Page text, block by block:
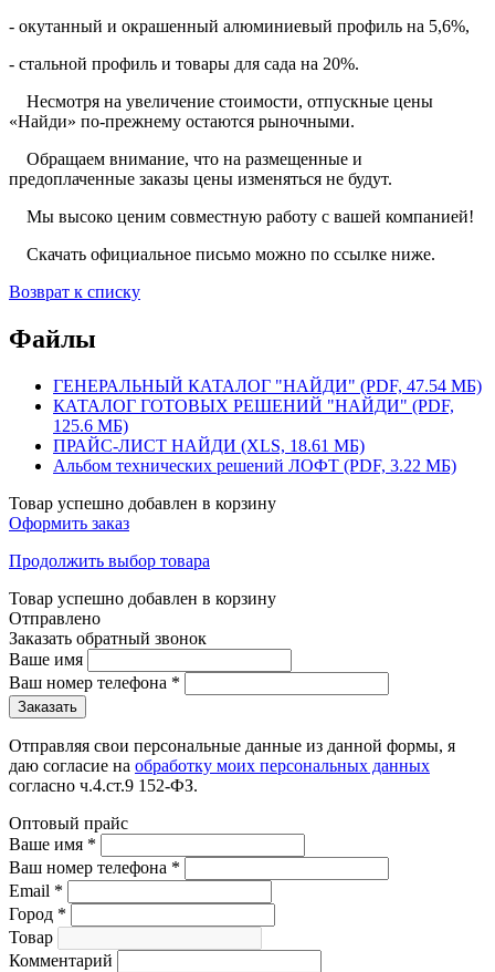
- окутанный и окрашенный алюминиевый профиль на 5,6%,
- стальной профиль и товары для сада на 20%.
Несмотря на увеличение стоимости, отпускные цены
«Найди» по-прежнему остаются рыночными.
Обращаем внимание, что на размещенные и
предоплаченные заказы цены изменяться не будут.
Мы высоко ценим совместную работу с вашей компанией!
Скачать официальное письмо можно по ссылке ниже.
Возврат к списку
Файлы
ГЕНЕРАЛЬНЫЙ КАТАЛОГ "НАЙДИ" (PDF, 47.54 МБ)
КАТАЛОГ ГОТОВЫХ РЕШЕНИЙ "НАЙДИ" (PDF,
125.6 МБ)
ПРАЙС-ЛИСТ НАЙДИ (XLS, 18.61 МБ)
Альбом технических решений ЛОФТ (PDF, 3.22 МБ)
Товар успешно добавлен в корзину
Оформить заказ
Продолжить выбор товара
Товар успешно добавлен в корзину
Отправлено
Заказать обратный звонок
Ваше имя
Ваш номер телефона *
Отправляя свои персональные данные из данной формы, я
даю согласие на обработку моих персональных данных
согласно ч.4.ст.9 152-ФЗ.
Оптовый прайс
Ваше имя *
Ваш номер телефона *
Email *
Город *
Товар
Комментарий